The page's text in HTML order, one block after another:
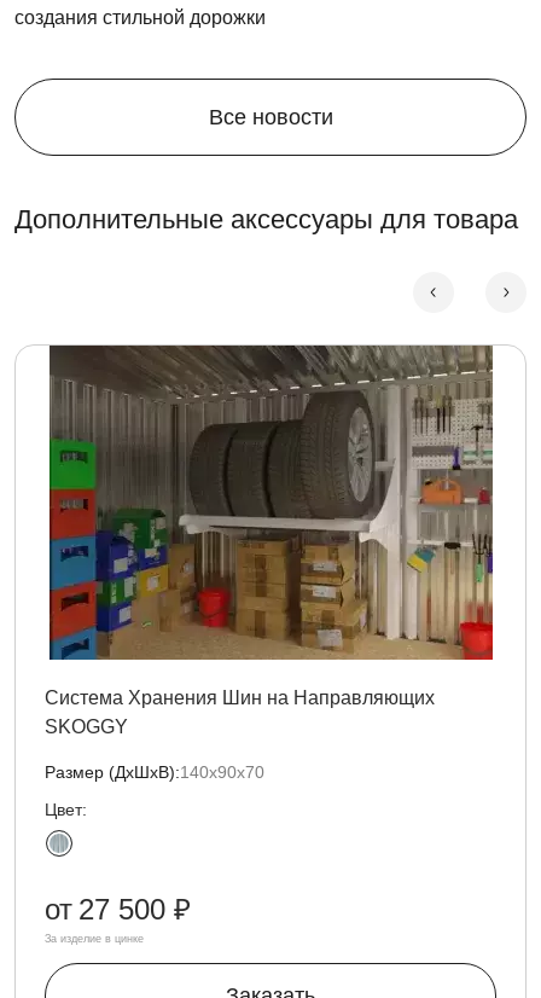
создания стильной дорожки
Все новости
Дополнительные аксессуары для товара
Система Хранения Шин на Направляющих
SKOGGY
Размер (ДxШxВ):140х90х70
Цвет:
от 27 500 ₽
За изделие в цинке